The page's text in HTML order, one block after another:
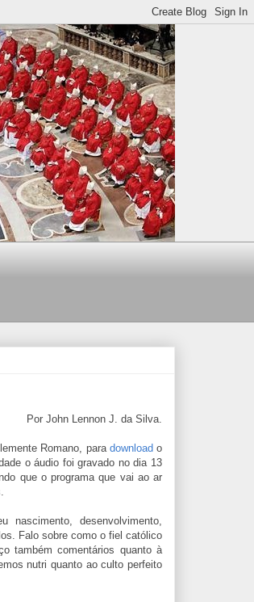
Por John Lennon J. da Silva.
Romano, para downloado
o áudio foi gravado no dia 13
que o programa que vai ao ar
desenvolvimento,
Falo sobre como o fiel católico
também comentários quanto à
nutri quanto ao culto perfeito